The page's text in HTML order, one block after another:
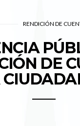
RENDICIÓN DE
DE